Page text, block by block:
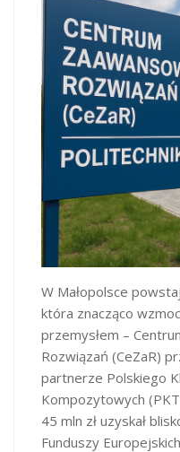
W Małopolsce
która znacząco
przemysłem –
Rozwiązań (CeZaR)
partnerze Polskiego
Kompozytowych
45 mln zł uzyskał
Funduszy